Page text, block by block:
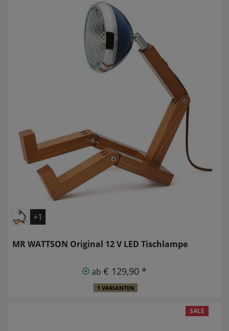
+1
MR WATTSON Original 12 V LED Tischlampe
ab € 129,90 *
1 VARIANTEN
SALE